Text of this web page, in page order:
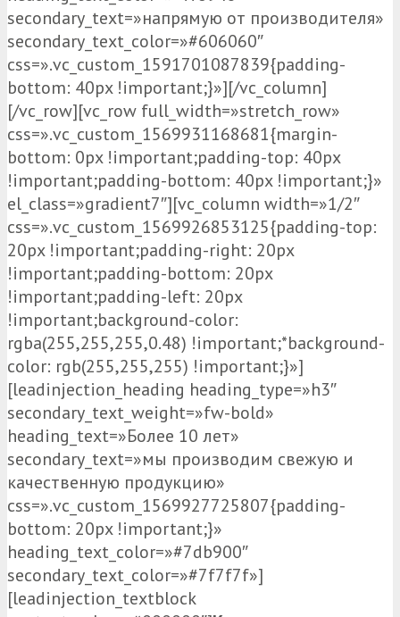
secondary_text=»напрямую от производителя»
secondary_text_color=»#606060″
css=».vc_custom_1591701087839{padding-
bottom: 40px !important;}»][/vc_column]
[/vc_row][vc_row full_width=»stretch_row»
css=».vc_custom_1569931168681{margin-
bottom: 0px !important;padding-top: 40px
!important;padding-bottom: 40px !important;}»
el_class=»gradient7″][vc_column width=»1/2″
css=».vc_custom_1569926853125{padding-top:
20px !important;padding-right: 20px
!important;padding-bottom: 20px
!important;padding-left: 20px
!important;background-color:
rgba(255,255,255,0.48) !important;*background-
color: rgb(255,255,255) !important;}»]
[leadinjection_heading heading_type=»h3″
secondary_text_weight=»fw-bold»
heading_text=»Более 10 лет»
secondary_text=»мы производим свежую и
качественную продукцию»
css=».vc_custom_1569927725807{padding-
bottom: 20px !important;}»
heading_text_color=»#7db900″
secondary_text_color=»#7f7f7f»]
[leadinjection_textblock